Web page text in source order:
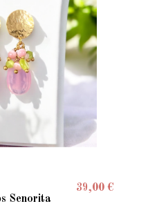
Senorita
39,00 €